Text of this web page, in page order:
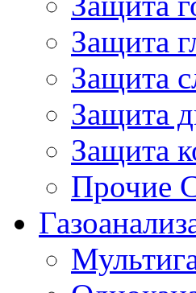
Защита
Защита
Защита
Защита
Прочие